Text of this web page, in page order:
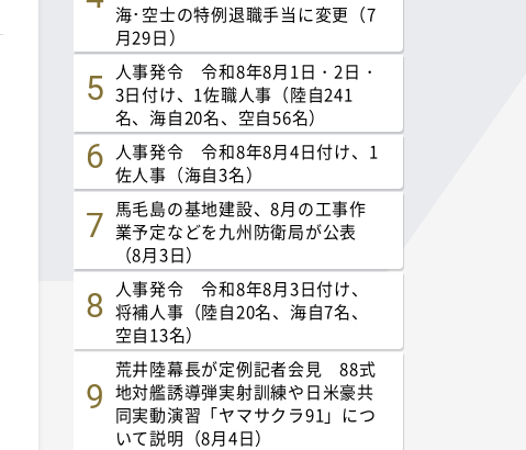
海･空士の特例退職手当に変更（7
月29日）
人事発令 令和8年8月1日・2日・
3日付け、1佐職人事（陸自241
名、海自20名、空自56名）
人事発令 令和8年8月4日付け、1
佐人事（海自3名）
馬毛島の基地建設、8月の工事作
業予定などを九州防衛局が公表
（8月3日）
人事発令 令和8年8月3日付け、
将補人事（陸自20名、海自7名、
空自13名）
荒井陸幕長が定例記者会見 88式
地対艦誘導弾実射訓練や日米豪共
同実動演習「ヤマサクラ91」につ
いて説明（8月4日）